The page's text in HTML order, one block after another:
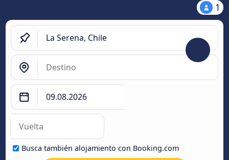
1
Busca también alojamiento con Booking.com